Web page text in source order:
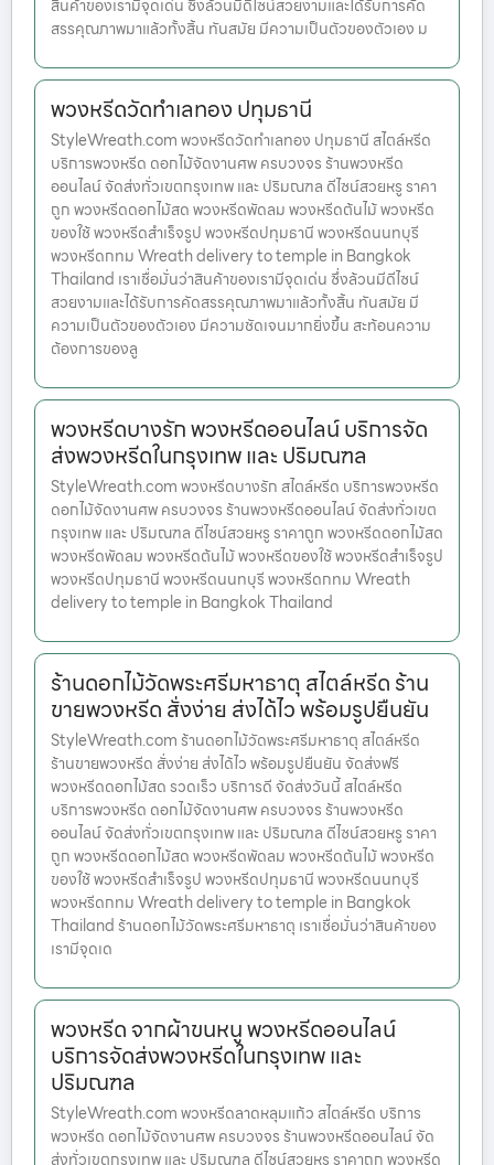
สินค้าของเรามีจุดเด่น ซึ่งล้วนมีดีไซน์สวยงามและได้รับการคัด
สรรคุณภาพมาแล้วทั้งสิ้น ทันสมัย มีความเป็นตัวของตัวเอง ม
พวงหรีดวัดทำเลทอง ปทุมธานี
StyleWreath.com พวงหรีดวัดทำเลทอง ปทุมธานี สไตล์หรีด
บริการพวงหรีด ดอกไม้จัดงานศพ ครบวงจร ร้านพวงหรีด
ออนไลน์ จัดส่งทั่วเขตกรุงเทพ และ ปริมณฑล ดีไซน์สวยหรู ราคา
ถูก พวงหรีดดอกไม้สด พวงหรีดพัดลม พวงหรีดต้นไม้ พวงหรีด
ของใช้ พวงหรีดสำเร็จรูป พวงหรีดปทุมธานี พวงหรีดนนทบุรี
พวงหรีดกทม Wreath delivery to temple in Bangkok
Thailand เราเชื่อมั่นว่าสินค้าของเรามีจุดเด่น ซึ่งล้วนมีดีไซน์
สวยงามและได้รับการคัดสรรคุณภาพมาแล้วทั้งสิ้น ทันสมัย มี
ความเป็นตัวของตัวเอง มีความชัดเจนมากยิ่งขึ้น สะท้อนความ
ต้องการของลู
พวงหรีดบางรัก พวงหรีดออนไลน์ บริการจัด
ส่งพวงหรีดในกรุงเทพ และ ปริมณฑล
StyleWreath.com พวงหรีดบางรัก สไตล์หรีด บริการพวงหรีด
ดอกไม้จัดงานศพ ครบวงจร ร้านพวงหรีดออนไลน์ จัดส่งทั่วเขต
กรุงเทพ และ ปริมณฑล ดีไซน์สวยหรู ราคาถูก พวงหรีดดอกไม้สด
พวงหรีดพัดลม พวงหรีดต้นไม้ พวงหรีดของใช้ พวงหรีดสำเร็จรูป
พวงหรีดปทุมธานี พวงหรีดนนทบุรี พวงหรีดกทม Wreath
delivery to temple in Bangkok Thailand
ร้านดอกไม้วัดพระศรีมหาธาตุ สไตล์หรีด ร้าน
ขายพวงหรีด สั่งง่าย ส่งได้ไว พร้อมรูปยืนยัน
StyleWreath.com ร้านดอกไม้วัดพระศรีมหาธาตุ สไตล์หรีด
ร้านขายพวงหรีด สั่งง่าย ส่งได้ไว พร้อมรูปยืนยัน จัดส่งฟรี
พวงหรีดดอกไม้สด รวดเร็ว บริการดี จัดส่งวันนี้ สไตล์หรีด
บริการพวงหรีด ดอกไม้จัดงานศพ ครบวงจร ร้านพวงหรีด
ออนไลน์ จัดส่งทั่วเขตกรุงเทพ และ ปริมณฑล ดีไซน์สวยหรู ราคา
ถูก พวงหรีดดอกไม้สด พวงหรีดพัดลม พวงหรีดต้นไม้ พวงหรีด
ของใช้ พวงหรีดสำเร็จรูป พวงหรีดปทุมธานี พวงหรีดนนทบุรี
พวงหรีดกทม Wreath delivery to temple in Bangkok
Thailand ร้านดอกไม้วัดพระศรีมหาธาตุ เราเชื่อมั่นว่าสินค้าของ
เรามีจุดเด
พวงหรีด จากผ้าขนหนู พวงหรีดออนไลน์
บริการจัดส่งพวงหรีดในกรุงเทพ และ
ปริมณฑล
StyleWreath.com พวงหรีดลาดหลุมแก้ว สไตล์หรีด บริการ
พวงหรีด ดอกไม้จัดงานศพ ครบวงจร ร้านพวงหรีดออนไลน์ จัด
ส่งทั่วเขตกรุงเทพ และ ปริมณฑล ดีไซน์สวยหรู ราคาถูก พวงหรีด